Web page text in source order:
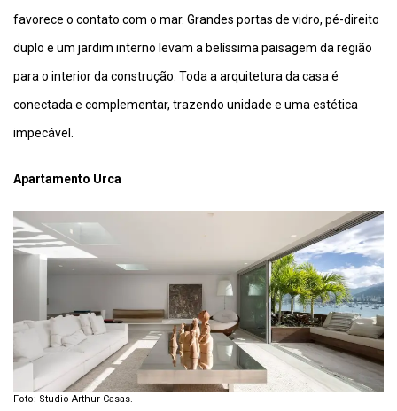
favorece o contato com o mar. Grandes portas de vidro, pé-direito
duplo e um jardim interno levam a belíssima paisagem da região
para o interior da construção. Toda a arquitetura da casa é
conectada e complementar, trazendo unidade e uma estética
impecável.
Apartamento Urca
Foto: Studio Arthur Casas.